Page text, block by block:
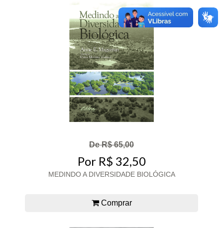
De R$ 65,00
Por R$ 32,50
MEDINDO A DIVERSIDADE BIOLÓGICA
Comprar